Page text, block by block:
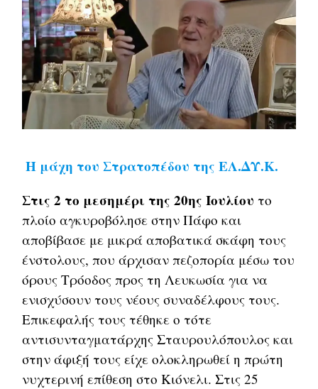
Η μάχη του Στρατοπέδου της ΕΛ.ΔΥ.Κ.
Στις 2 το μεσημέρι της 20ης Ιουλίου το
πλοίο αγκυροβόλησε στην Πάφο και
αποβίβασε με μικρά αποβατικά σκάφη τους
ένστολους, που άρχισαν πεζοπορία μέσω του
όρους Τρόοδος προς τη Λευκωσία για να
ενισχύσουν τους νέους συναδέλφους τους.
Επικεφαλής τους τέθηκε ο τότε
αντισυνταγματάρχης Σταυρουλόπουλος και
στην άφιξή τους είχε ολοκληρωθεί η πρώτη
νυχτερινή επίθεση στο Κιόνελι. Στις 25